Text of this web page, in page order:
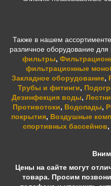
Также в нашем
различное оборудование для
фильтры,
фильтрационные
Закладное оборудование,
Трубы и фитинги,
Дезинфекция воды,
Противотоки, Водопады,
покрытия, Воздушные
спортивных бассейнов,
Цены на сайте могут
товара. Просим